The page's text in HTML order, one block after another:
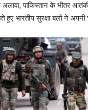
पाकिस्तान के भीतर
हुए भारतीय सुरक्षा बलों ने